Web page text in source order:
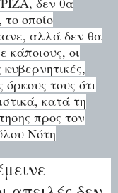
οποίο
αλλά δεν θα
κάποιους, οι
τους ότι
κατά τη
προς τον
Νότη